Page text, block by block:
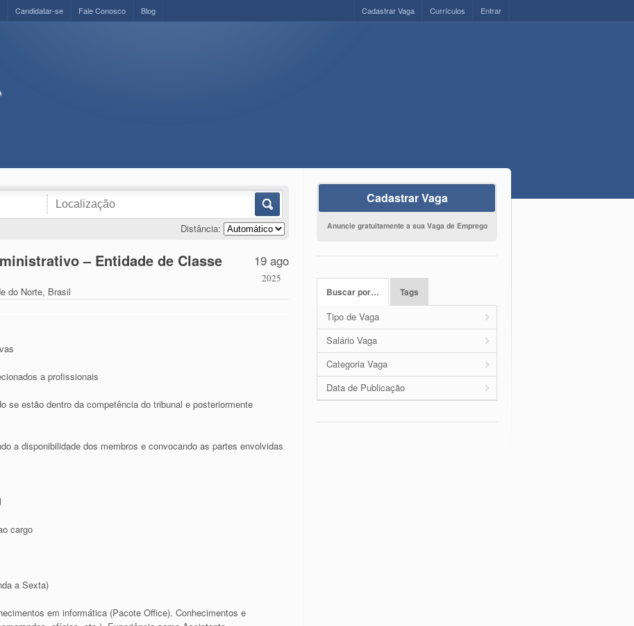
Candidatar-se Fale Conosco Blog Entrar
Currículos
Cadastrar Vaga
Distância:
19 ago
2025
– Entidade de Classe
do Norte, Brasil
a profissionais
se estão dentro da competência do tribunal e posteriormente
a disponibilidade dos membros e convocando as partes envolvidas
cargo
a Sexta)
em informática (Pacote Office). Conhecimentos e
Cadastrar Vaga
Anuncie gratuitamente a sua Vaga de Emprego
Buscar por… Tags
Tipo de Vaga
Salário Vaga
Categoria Vaga
Data de Publicação